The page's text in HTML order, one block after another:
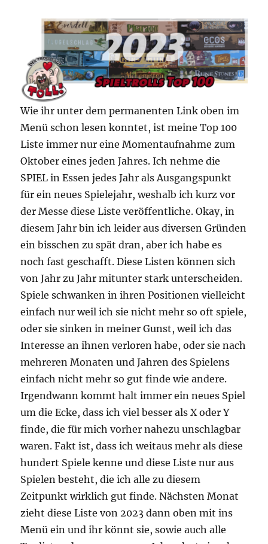
Wie ihr unter dem permanenten Link oben im
Menü schon lesen konntet, ist meine Top 100
Liste immer nur eine Momentaufnahme zum
Oktober eines jeden Jahres. Ich nehme die
SPIEL in Essen jedes Jahr als Ausgangspunkt
für ein neues Spielejahr, weshalb ich kurz vor
der Messe diese Liste veröffentliche. Okay, in
diesem Jahr bin ich leider aus diversen Gründen
ein bisschen zu spät dran, aber ich habe es
noch fast geschafft. Diese Listen können sich
von Jahr zu Jahr mitunter stark unterscheiden.
Spiele schwanken in ihren Positionen vielleicht
einfach nur weil ich sie nicht mehr so oft spiele,
oder sie sinken in meiner Gunst, weil ich das
Interesse an ihnen verloren habe, oder sie nach
mehreren Monaten und Jahren des Spielens
einfach nicht mehr so gut finde wie andere.
Irgendwann kommt halt immer ein neues Spiel
um die Ecke, dass ich viel besser als X oder Y
finde, die für mich vorher nahezu unschlagbar
waren. Fakt ist, dass ich weitaus mehr als diese
hundert Spiele kenne und diese Liste nur aus
Spielen besteht, die ich alle zu diesem
Zeitpunkt wirklich gut finde. Nächsten Monat
zieht diese Liste von 2023 dann oben mit ins
Menü ein und ihr könnt sie, sowie auch alle